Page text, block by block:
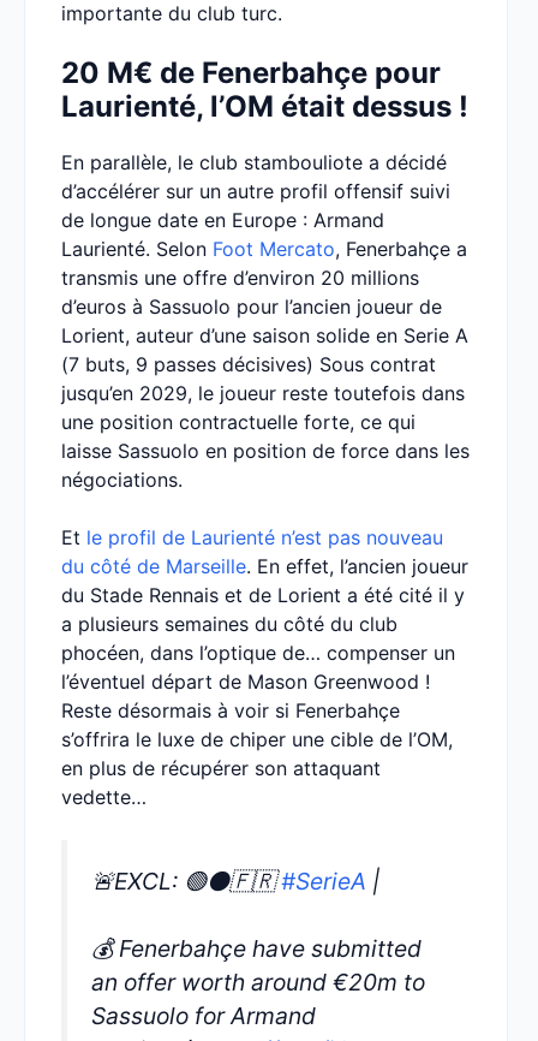
importante du club turc.
20 M€ de Fenerbahçe pour
Laurienté, l’OM était dessus !
En parallèle, le club stambouliote a décidé
d’accélérer sur un autre profil offensif suivi
de longue date en Europe : Armand
Laurienté. Selon Foot Mercato, Fenerbahçe a
transmis une offre d’environ 20 millions
d’euros à Sassuolo pour l’ancien joueur de
Lorient, auteur d’une saison solide en Serie A
(7 buts, 9 passes décisives) Sous contrat
jusqu’en 2029, le joueur reste toutefois dans
une position contractuelle forte, ce qui
laisse Sassuolo en position de force dans les
négociations.
Et le profil de Laurienté n’est pas nouveau
du côté de Marseille. En effet, l’ancien joueur
du Stade Rennais et de Lorient a été cité il y
a plusieurs semaines du côté du club
phocéen, dans l’optique de… compenser un
l’éventuel départ de Mason Greenwood !
Reste désormais à voir si Fenerbahçe
s’offrira le luxe de chiper une cible de l’OM,
en plus de récupérer son attaquant
vedette…
🚨EXCL: 🟢⚫️🇫🇷#SerieA |
💰 Fenerbahçe have submitted
an offer worth around €20m to
Sassuolo for Armand